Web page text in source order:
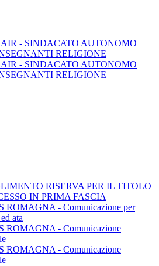
- SINDACATO AUTONOMO
RELIGIONE
- SINDACATO AUTONOMO
RELIGIONE
RISERVA PER IL TITOLO
IN PRIMA FASCIA
ROMAGNA - Comunicazione per
ata
ROMAGNA - Comunicazione
ROMAGNA - Comunicazione